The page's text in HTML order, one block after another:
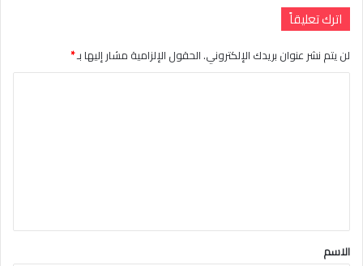
اترك تعليقاً
لن يتم نشر عنوان بريدك الإلكتروني.الحقول الإلزامية مشار إليها بـ*
ق
*
الاسم